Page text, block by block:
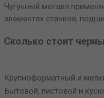
Чугунный металл
элементах станков,
Сколько стоит
Крупноформатный и
Бытовой, листовой и